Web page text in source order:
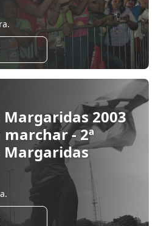
2003
- 2ª
Margaridas